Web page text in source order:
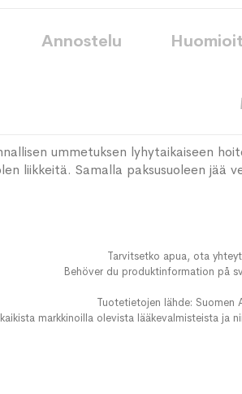
ummetuksen lyhytaikaiseen
liikkeitä. Samalla paksusuoleen jää
Annostelu
Tarvitsetko apua, ota
Behöver du produktinformation på
Tuotetietojen lähde:
markkinoilla olevista lääkevalmisteista ja